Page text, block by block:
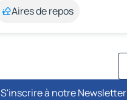
Aires de repos
S'inscrire à notre Newsletter